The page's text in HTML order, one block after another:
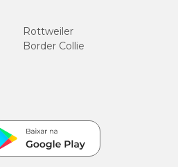
Rottweiler
Border Collie